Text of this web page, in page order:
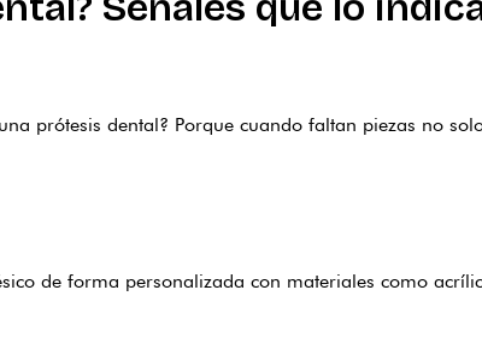
prótesis dental? Porque cuando faltan piezas no
de forma personalizada con materiales como